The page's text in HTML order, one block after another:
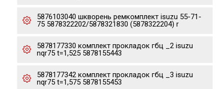
5876103040 шкворень ремкомплект isuzu 55-71-
75 5878322202/5878321830 (5878322204) r
5878177330 комплект прокладок гбц _2 isuzu
nqr75 t=1,525 5878155443
5878177342 комплект прокладок гбц _3 isuzu
nqr75 t=1,575 5878155453